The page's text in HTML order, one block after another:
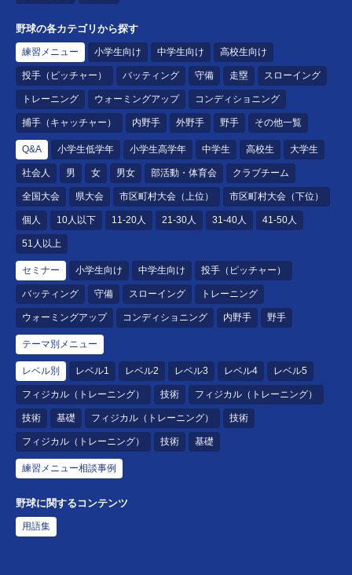
野球の各カテゴリから探す
練習メニュー 小学生向け 中学生向け 高校生向け
投手（ピッチャー） バッティング 守備 走塁 スローイング
トレーニング ウォーミングアップ コンディショニング
捕手（キャッチャー） 内野手 外野手 野手 その他一覧
Q&A 小学生低学年 小学生高学年 中学生 高校生 大学生
社会人 男 女 男女 部活動・体育会 クラブチーム
全国大会 県大会 市区町村大会（上位） 市区町村大会（下位）
個人 10人以下 11-20人 21-30人 31-40人 41-50人
51人以上
セミナー 小学生向け 中学生向け 投手（ピッチャー）
バッティング 守備 スローイング トレーニング
ウォーミングアップ コンディショニング 内野手 野手
テーマ別メニュー
レベル別 レベル1 レベル2 レベル3 レベル4 レベル5
フィジカル（トレーニング） 技術 フィジカル（トレーニング）
技術 基礎 フィジカル（トレーニング） 技術
フィジカル（トレーニング） 技術 基礎
練習メニュー相談事例
野球に関するコンテンツ
用語集